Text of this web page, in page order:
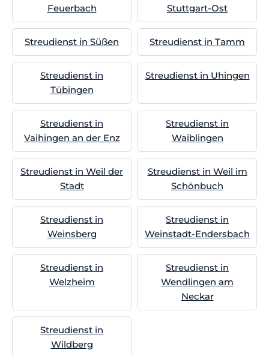
Feuerbach
Stuttgart-Ost
Streudienst in Süßen Streudienst in Tamm
Streudienst in
Tübingen
Streudienst in Uhingen
Streudienst in
Vaihingen an der Enz
Streudienst in
Waiblingen
Streudienst in Weil der
Stadt
Streudienst in Weil im
Schönbuch
Streudienst in
Weinsberg
Streudienst in
Weinstadt-Endersbach
Streudienst in
Welzheim
Streudienst in
Wendlingen am
Neckar
Streudienst in
Wildberg